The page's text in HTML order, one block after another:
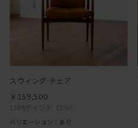
スウィング チェア
1595ポイント （1％）
￥159,500
バリエーション：あり